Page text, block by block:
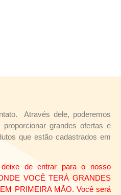
Através dele, poderemos
grandes ofertas e
que estão cadastrados em
de entrar para o nosso
VOCÊ TERÁ GRANDES
PRIMEIRA MÃO. Você será